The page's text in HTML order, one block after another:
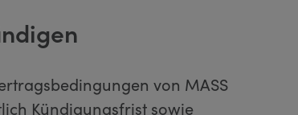
von MASS
Kündigungsfrist sowie